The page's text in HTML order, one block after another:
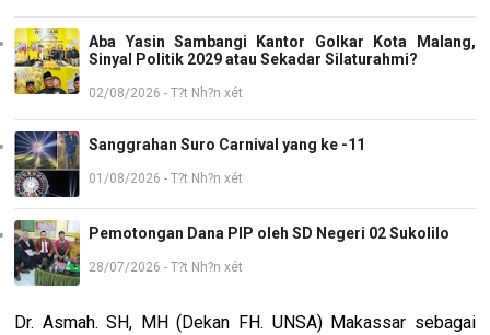
Aba Yasin Sambangi Kantor Golkar Kota Malang,
Sinyal Politik 2029 atau Sekadar Silaturahmi?
02/08/2026 - T?t Nh?n xét
Sanggrahan Suro Carnival yang ke -11
01/08/2026 - T?t Nh?n xét
Pemotongan Dana PIP oleh SD Negeri 02 Sukolilo
28/07/2026 - T?t Nh?n xét
Dr. Asmah.SH, MH (Dekan FH. UNSA) Makassar sebagai